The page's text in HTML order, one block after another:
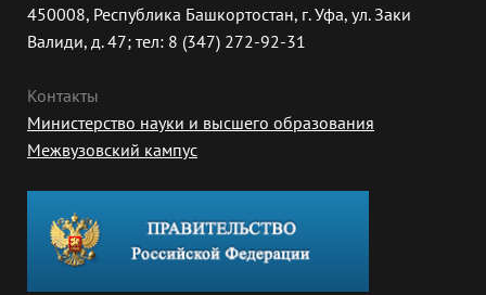
450008, Республика Башкортостан, г. Уфа, ул. Заки
Валиди, д. 47; тел: 8 (347) 272-92-31
Контакты
Министерство науки и высшего образования
Межвузовский кампус